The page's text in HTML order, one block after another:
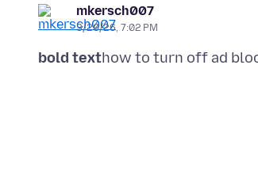
mkersch007
3/20/26, 7:02 PM
bold text